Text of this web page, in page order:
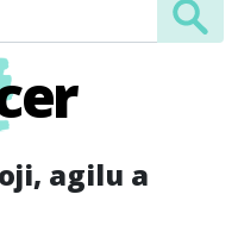
agilu a